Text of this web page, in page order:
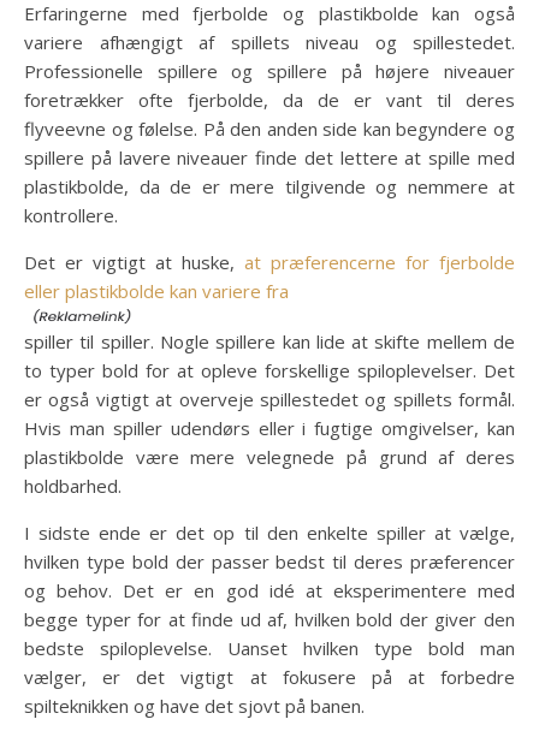
Erfaringerne med fjerbolde og plastikbolde kan også
variere afhængigt af spillets niveau og spillestedet.
Professionelle spillere og spillere på højere niveauer
foretrækker ofte fjerbolde, da de er vant til deres
flyveevne og følelse. På den anden side kan begyndere og
spillere på lavere niveauer finde det lettere at spille med
plastikbolde, da de er mere tilgivende og nemmere at
kontrollere.
Det er vigtigt at huske, at præferencerne for fjerbolde
eller plastikbolde kan variere fra
spiller til spiller. Nogle spillere kan lide at skifte mellem de
to typer bold for at opleve forskellige spiloplevelser. Det
er også vigtigt at overveje spillestedet og spillets formål.
Hvis man spiller udendørs eller i fugtige omgivelser, kan
plastikbolde være mere velegnede på grund af deres
holdbarhed.
I sidste ende er det op til den enkelte spiller at vælge,
hvilken type bold der passer bedst til deres præferencer
og behov. Det er en god idé at eksperimentere med
begge typer for at finde ud af, hvilken bold der giver den
bedste spiloplevelse. Uanset hvilken type bold man
vælger, er det vigtigt at fokusere på at forbedre
spilteknikken og have det sjovt på banen.